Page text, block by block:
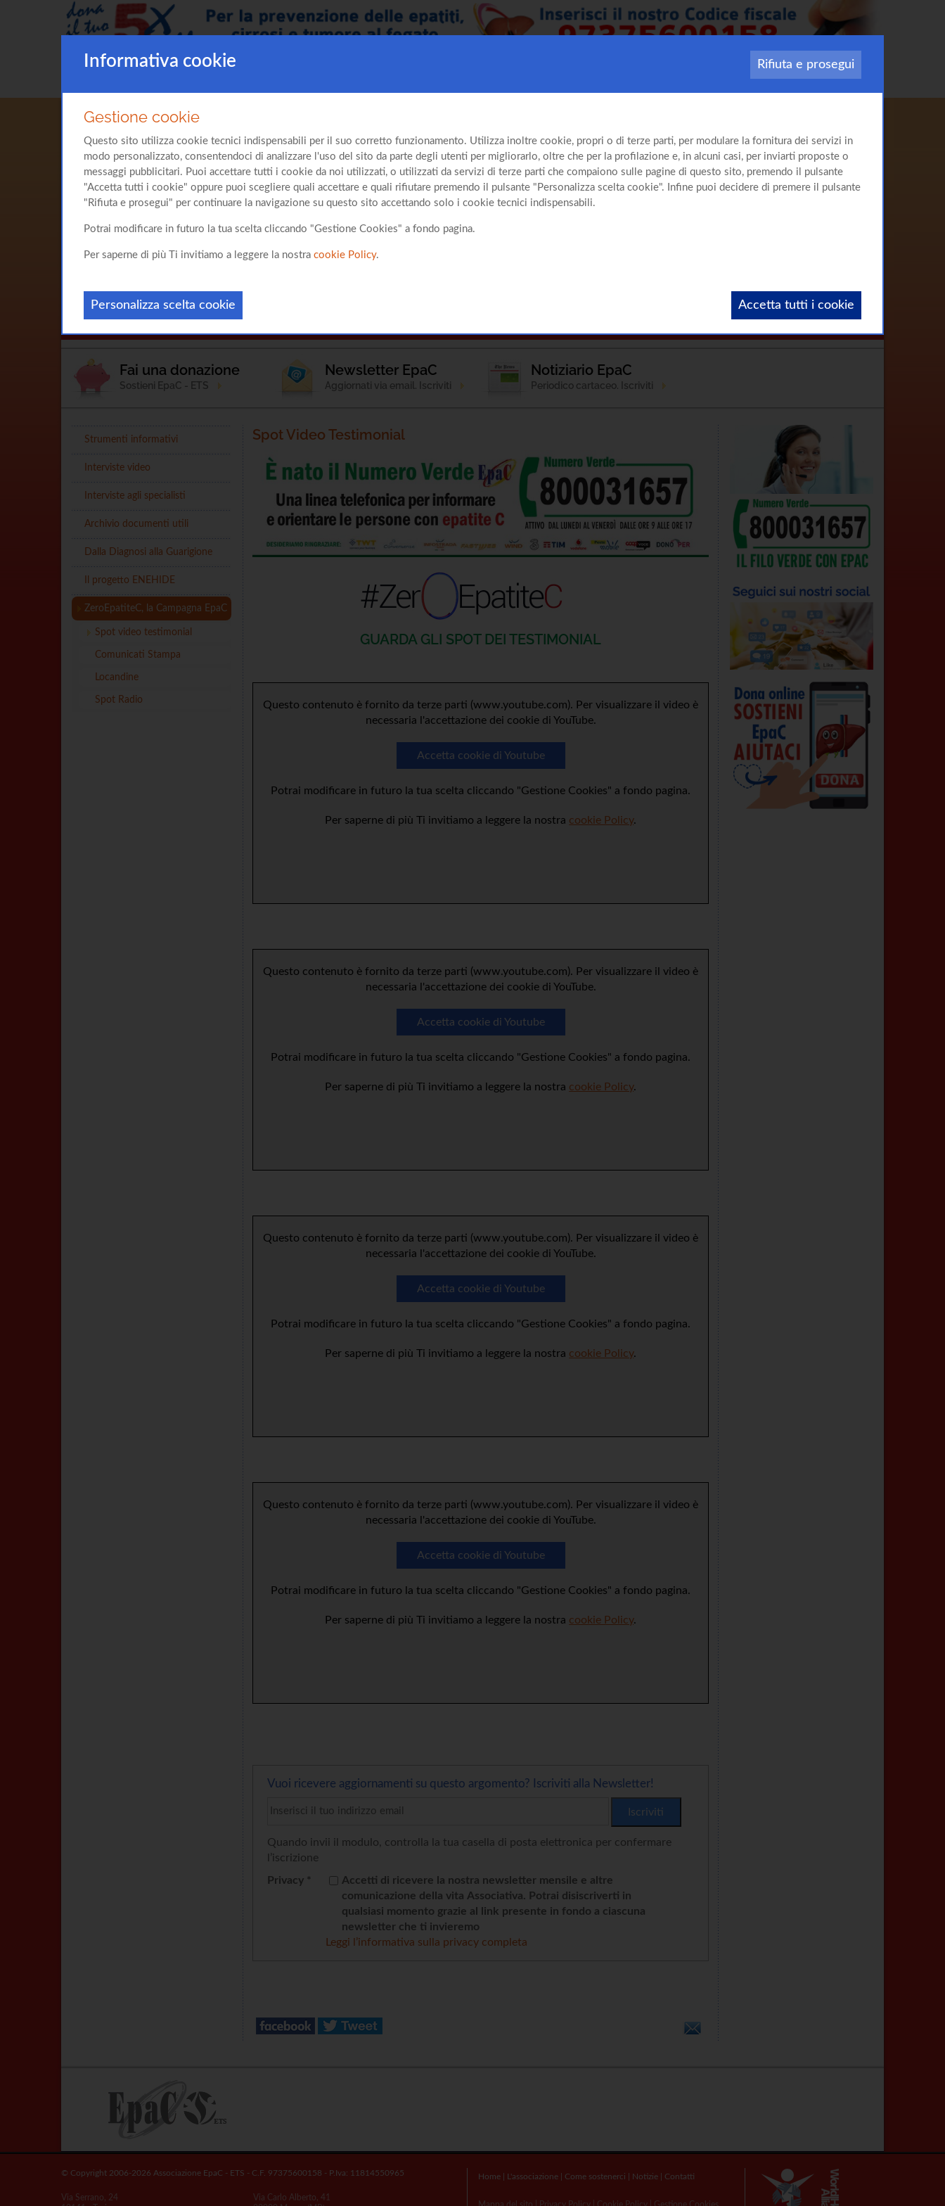
sull'Epatite C
Fai una donazione
Sostieni EpaC - ETS
Newsletter EpaC
Aggiornati via email. Iscriviti
Notiziario EpaC
Periodico cartaceo. Iscriviti
Strumenti informativi
Interviste video
Interviste agli specialisti
Archivio documenti utili
Dalla Diagnosi alla Guarigione
Il progetto ENEHIDE
ZeroEpatiteC, la Campagna EpaC
Spot video testimonial
Comunicati Stampa
Locandine
Spot Radio
Spot Video Testimonial
GUARDA GLI SPOT DEI TESTIMONIAL
Questo contenuto è fornito da terze parti (www.youtube.com). Per visualizzare il video è
necessaria l'accettazione dei cookie di YouTube.
Accetta cookie di Youtube
Potrai modificare in futuro la tua scelta cliccando "Gestione Cookies" a fondo pagina.
Per saperne di più Ti invitiamo a leggere la nostra cookie Policy.
Questo contenuto è fornito da terze parti (www.youtube.com). Per visualizzare il video è
necessaria l'accettazione dei cookie di YouTube.
Accetta cookie di Youtube
Potrai modificare in futuro la tua scelta cliccando "Gestione Cookies" a fondo pagina.
Per saperne di più Ti invitiamo a leggere la nostra cookie Policy.
Questo contenuto è fornito da terze parti (www.youtube.com). Per visualizzare il video è
necessaria l'accettazione dei cookie di YouTube.
Accetta cookie di Youtube
Potrai modificare in futuro la tua scelta cliccando "Gestione Cookies" a fondo pagina.
Per saperne di più Ti invitiamo a leggere la nostra cookie Policy.
Questo contenuto è fornito da terze parti (www.youtube.com). Per visualizzare il video è
necessaria l'accettazione dei cookie di YouTube.
Accetta cookie di Youtube
Potrai modificare in futuro la tua scelta cliccando "Gestione Cookies" a fondo pagina.
Per saperne di più Ti invitiamo a leggere la nostra cookie Policy.
Vuoi ricevere aggiornamenti su questo argomento? Iscriviti alla Newsletter!
Quando invii il modulo, controlla la tua casella di posta elettronica per confermare
l’iscrizione
Privacy *
Accetti di ricevere la nostra newsletter mensile e altre
comunicazione della vita Associativa. Potrai disiscriverti in
qualsiasi momento grazie al link presente in fondo a ciascuna
newsletter che ti invieremo
Leggi l’informativa sulla privacy completa
© Copyright 2006-2026 Associazione EpaC - ETS - C.F. 97375600158 - P.Iva: 11814550965
Via Serrano, 24
Via Carlo Alberto, 41
Home| L'associazione| Come sostenerci Notizie| Contatti
Informativa cookie Rifiuta e prosegui
Gestione cookie
Questo sito utilizza cookie tecnici indispensabili per il suo corretto funzionamento. Utilizza inoltre cookie, propri o di terze parti, per modulare la fornitura dei servizi in
modo personalizzato, consentendoci di analizzare l'uso del sito da parte degli utenti per migliorarlo, oltre che per la profilazione e, in alcuni casi, per inviarti proposte o
messaggi pubblicitari. Puoi accettare tutti i cookie da noi utilizzati, o utilizzati da servizi di terze parti che compaiono sulle pagine di questo sito, premendo il pulsante
"Accetta tutti i cookie" oppure puoi scegliere quali accettare e quali rifiutare premendo il pulsante "Personalizza scelta cookie". Infine puoi decidere di premere il pulsante
"Rifiuta e prosegui" per continuare la navigazione su questo sito accettando solo i cookie tecnici indispensabili.
Potrai modificare in futuro la tua scelta cliccando "Gestione Cookies" a fondo pagina.
Per saperne di più Ti invitiamo a leggere la nostra cookie Policy.
Personalizza scelta cookie Accetta tutti i cookie